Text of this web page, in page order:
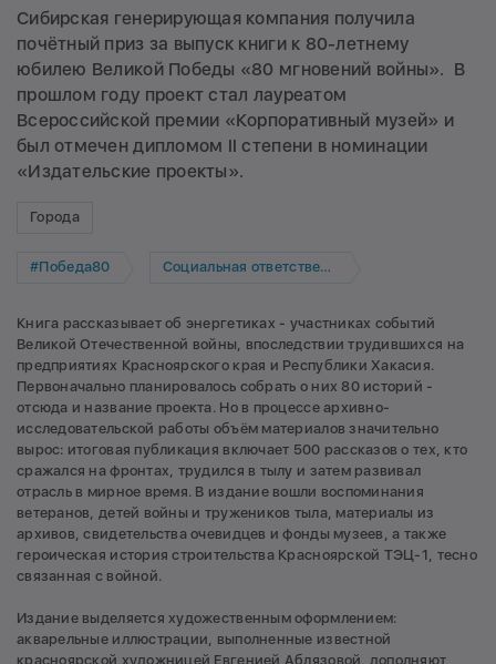
Сибирская генерирующая компания получила
почётный приз за выпуск книги к 80-летнему
юбилею Великой Победы «80 мгновений войны». В
прошлом году проект стал лауреатом
Всероссийской премии «Корпоративный музей» и
был отмечен дипломом II степени в номинации
«Издательские проекты».
Города
#Победа80 Социальная ответственность
Книга рассказывает об энергетиках - участниках событий
Великой Отечественной войны, впоследствии трудившихся на
предприятиях Красноярского края и Республики Хакасия.
Первоначально планировалось собрать о них 80 историй -
отсюда и название проекта. Но в процессе архивно-
исследовательской работы объём материалов значительно
вырос: итоговая публикация включает 500 рассказов о тех, кто
сражался на фронтах, трудился в тылу и затем развивал
отрасль в мирное время. В издание вошли воспоминания
ветеранов, детей войны и тружеников тыла, материалы из
архивов, свидетельства очевидцев и фонды музеев, а также
героическая история строительства Красноярской ТЭЦ-1, тесно
связанная с войной.
Издание выделяется художественным оформлением:
акварельные иллюстрации, выполненные известной
красноярской художницей Евгенией Аблязовой, дополняют